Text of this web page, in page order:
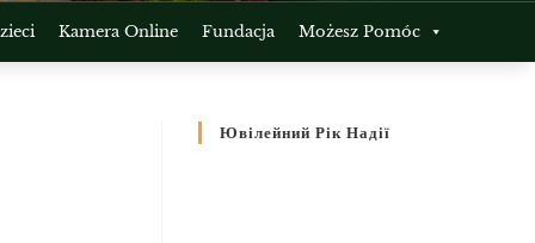
Kamera Online Fundacja Możesz Pomóc
Ювілейний Рік Надії